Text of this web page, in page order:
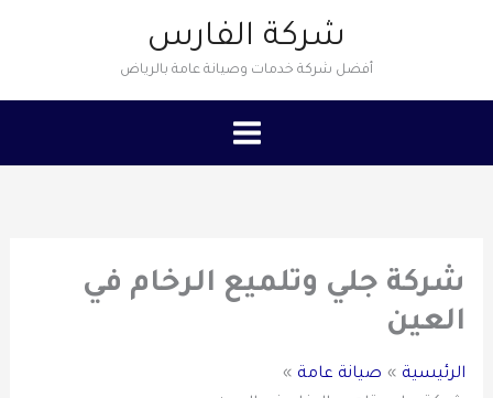
شركة الفارس
أفضل شركة خدمات وصيانة عامة بالرياض
شركة جلي وتلميع الرخام في
العين
الرئيسية
صيانة عامة